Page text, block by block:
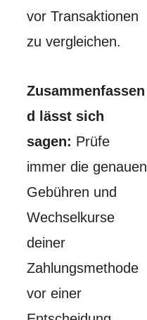
vor Transaktionen
zu vergleichen.
Zusammenfassen
d lässt sich
sagen: Prüfe
immer die genauen
Gebühren und
Wechselkurse
deiner
Zahlungsmethode
vor einer